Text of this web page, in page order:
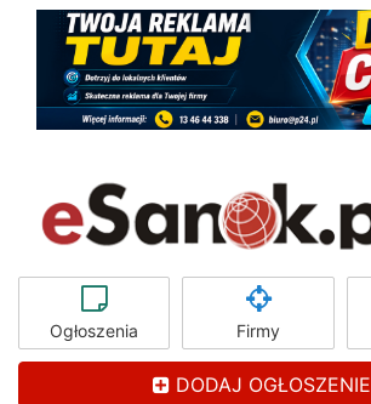
Ogłoszenia Firmy
DODAJ OGŁOSZENIE